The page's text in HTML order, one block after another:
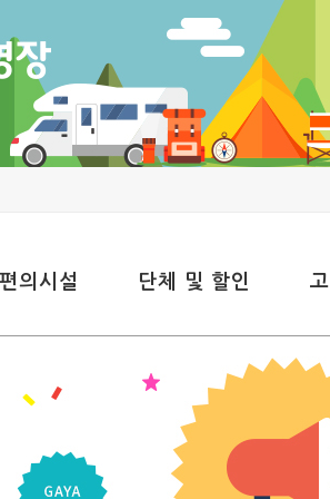
의시설 단체 및 할인